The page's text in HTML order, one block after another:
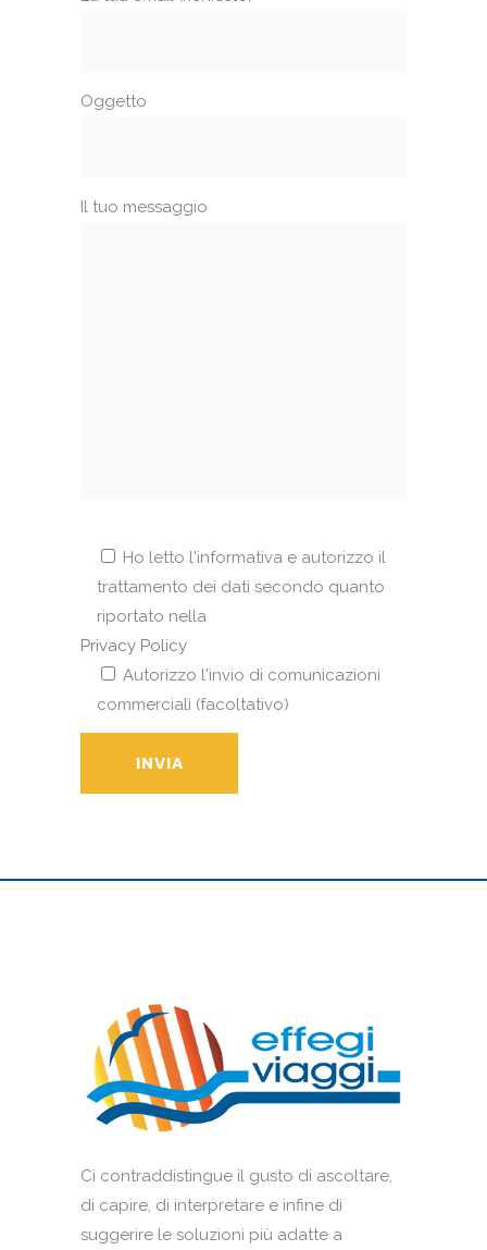
Oggetto
Il tuo messaggio
Ho letto l'informativa e autorizzo il
trattamento dei dati secondo quanto
riportato nella
Privacy Policy
Autorizzo l'invio di comunicazioni
commerciali (facoltativo)
Ci contraddistingue il gusto di ascoltare,
di capire, di interpretare e infine di
suggerire le soluzioni più adatte a